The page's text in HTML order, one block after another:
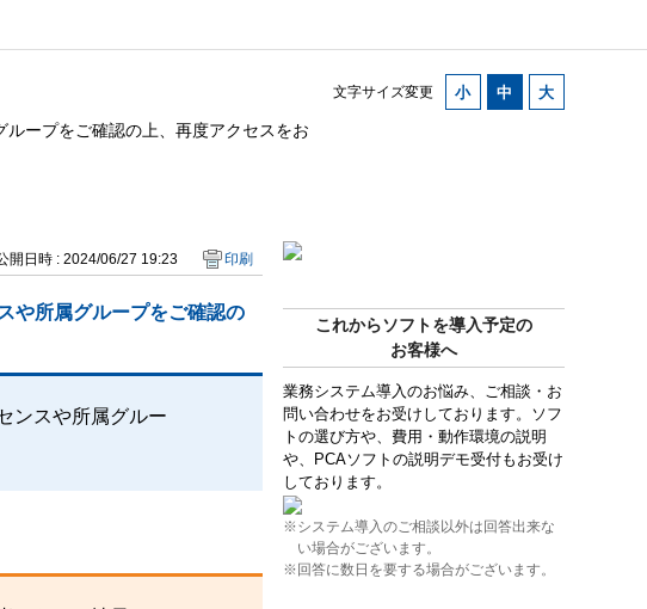
文字サイズ変更
ープをご確認の上、再度アクセスをお
これからソフトを導入予定の
お客様へ
業務システム導入のお悩み、ご相談・お
問い合わせをお受けしております。ソフ
トの選び方や、費用・動作環境の説明
や、PCAソフトの説明デモ受付もお受け
しております。
※システム導入のご相談以外は回答出来な
い場合がございます。
※回答に数日を要する場合がございます。
開日時 : 2024/06/27 19:23 印刷
や所属グループをご確認の
ンスや所属グルー